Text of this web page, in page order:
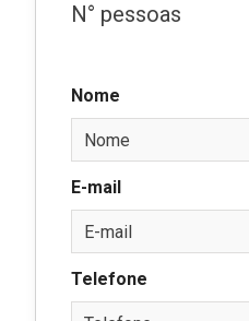
N° pessoas
Nome
E-mail
Telefone